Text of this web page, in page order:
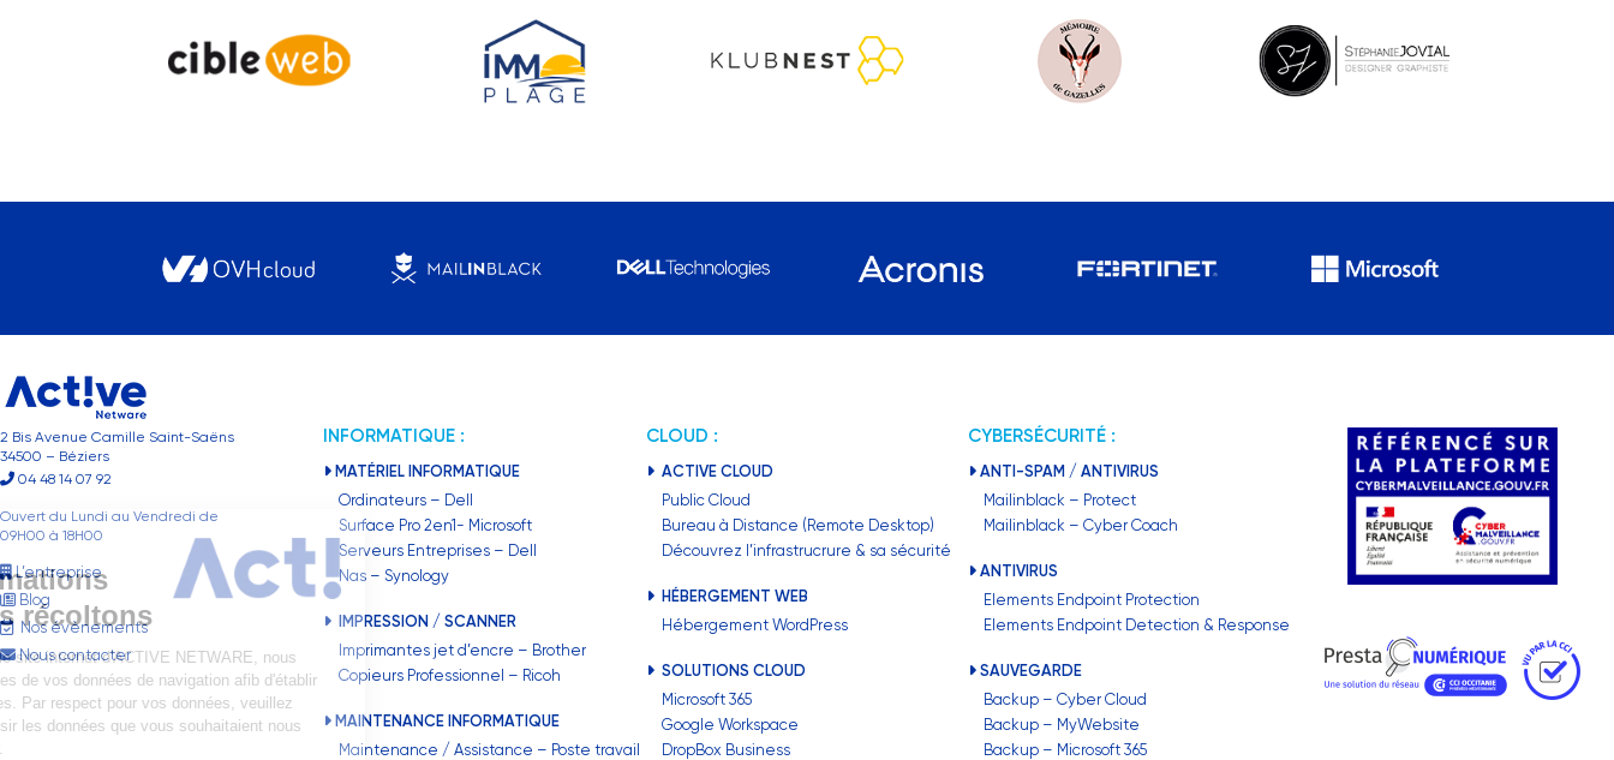
2 Bis Avenue Camille Saint-Saëns
34500 – Béziers
04 48 14 07 92
Ouvert du Lundi au Vendredi de
09H00 à 18H00
L’entreprise
Blog
Nos évènements
Nous contacter
INFORMATIQUE :
MATÉRIEL INFORMATIQUE
Ordinateurs – Dell
Surface Pro 2en1- Microsoft
Serveurs Entreprises – Dell
Nas – Synology
IMPRESSION / SCANNER
Imprimantes jet d’encre – Brother
Copieurs Professionnel – Ricoh
MAINTENANCE INFORMATIQUE
Maintenance / Assistance – Poste travail
CLOUD :
ACTIVE CLOUD
Public Cloud
Bureau à Distance (Remote Desktop)
Découvrez l’infrastrucrure & sa sécurité
HÉBERGEMENT WEB
Hébergement WordPress
SOLUTIONS CLOUD
Microsoft 365
Google Workspace
DropBox Business
CYBERSÉCURITÉ :
ANTI-SPAM / ANTIVIRUS
Mailinblack – Protect
Mailinblack – Cyber Coach
ANTIVIRUS
Elements Endpoint Protection
Elements Endpoint Detection & Response
SAUVEGARDE
Backup – Cyber Cloud
Backup – MyWebsite
Backup – Microsoft 365
les informations
que nous récoltons
En navigant sur le site internet d'ACTIVE NETWARE, nous
récoltons certaines de vos données de navigation afib d'établir
divers statistiques. Par respect pour vos données, veuillez
accepter ou choisir les données que vous souhaitaient nous